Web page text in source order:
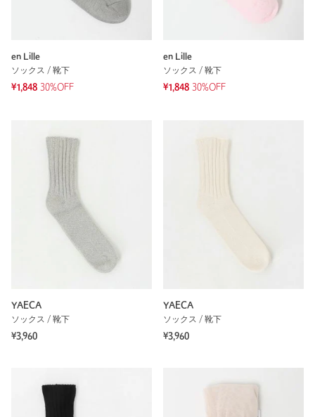
en Lille
ソックス / 靴下
¥1,848 30%OFF
en Lille
ソックス / 靴下
¥1,848 30%OFF
YAECA
ソックス / 靴下
¥3,960
YAECA
ソックス / 靴下
¥3,960